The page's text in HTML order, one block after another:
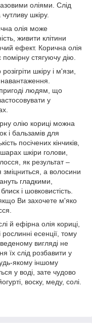
оліями. Слід
шкіру.
олія може
живити клітини
ефект. Корична олія
стягуючу дію.
шкіру і м'язи,
людям, що
у
олію кориці можна
і бальзамів для
посічених кінчиків,
шкіри голови,
як результат –
а волосини
гладкими,
і шовковистість.
Ви захочете м'яко
й ефірна олія кориці,
есенції, тому
вигляді не
їх слід розбавити у
якому іншому
у воді, зате чудово
воску, меду, солі.